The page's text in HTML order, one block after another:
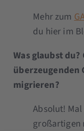
Mehr zum
du hier im
Was glaubst
überzeugenden
migrieren?
Absolut!
großartigen